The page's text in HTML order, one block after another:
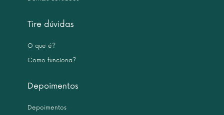
Tire dúvidas
O que é?
Como funciona?
Depoimentos
Depoimentos